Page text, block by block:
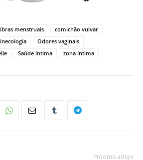
menstruais
comichão vulvar
Odores vaginais
Saúde íntima zona íntima
Próximo artigo